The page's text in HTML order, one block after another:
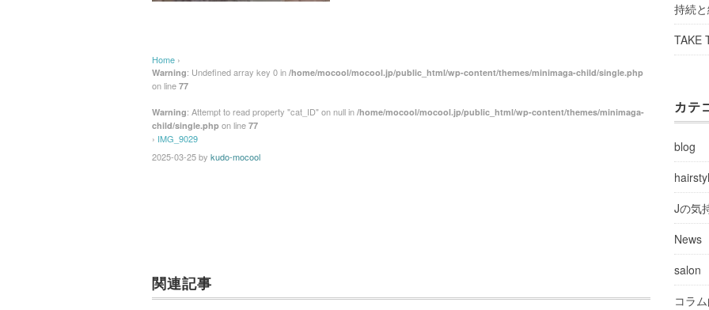
Home ›
Warning: Undefined array key 0 in /home/mocool/mocool.jp/public_html/wp-content/themes/minimaga-child/single.php
on line 77
Warning: Attempt to read property "cat_ID" on null in /home/mocool/mocool.jp/public_html/wp-content/themes/minimaga-
child/single.php on line 77
› IMG_9029
2025-03-25by kudo-mocool
関連記事
持続
TAKE
カテ
blog
Jの気
News
salon
コラ